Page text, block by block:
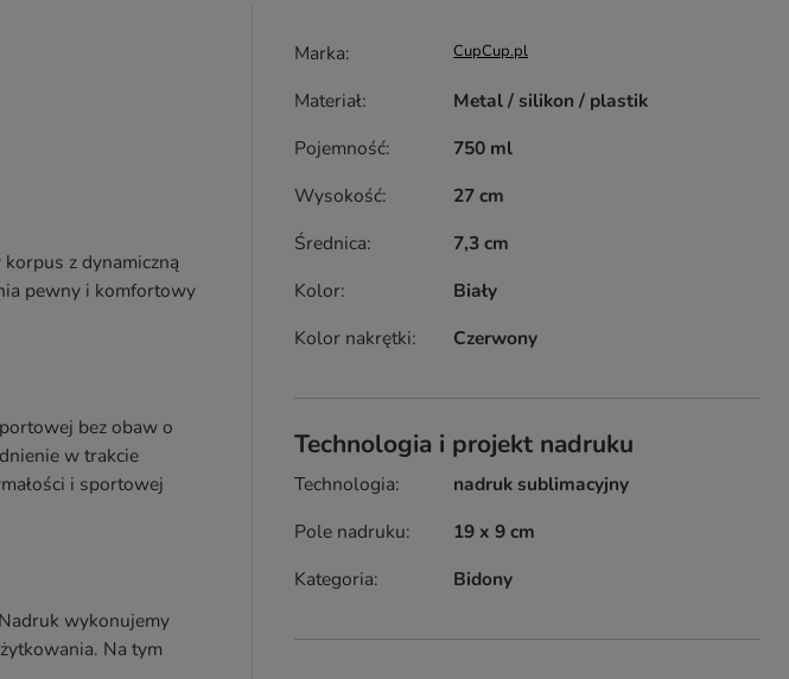
z dynamiczną
pewny i komfortowy
bez obaw o
w trakcie
i sportowej
wykonujemy
Na tym
Marka CupCup.pl
Materiał
Metal / silikon / plastik
Pojemność
750 ml
Wysokość
27 cm
Średnica
7,3 cm
Kolor
Biały
Kolor nakrętki
Czerwony
Technologia i projekt nadruku
Technologia
nadruk sublimacyjny
Pole nadruku
19 x 9 cm
Kategoria
Bidony